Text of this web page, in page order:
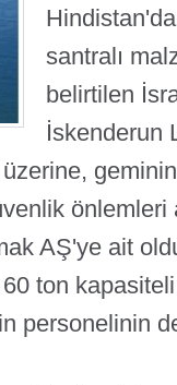
santralı
belirtilen
İskenderun
önlemleri
AŞ'ye ait
ton
personelinin